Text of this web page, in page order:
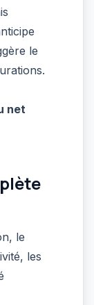
le
net
le
les